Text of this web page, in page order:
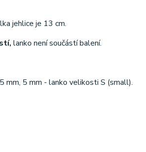
jehlice je 13 cm.
lanko není součástí balení.
mm, 5 mm - lanko velikosti S (small).